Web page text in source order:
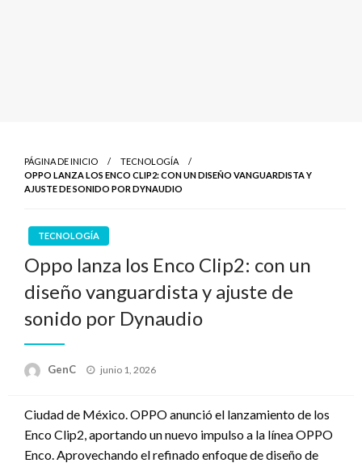
PÁGINA DE INICIO
TECNOLOGÍA
OPPO LANZA LOS ENCO CLIP2: CON UN DISEÑO VANGUARDISTA Y
AJUSTE DE SONIDO POR DYNAUDIO
TECNOLOGÍA
Oppo lanza los Enco Clip2: con un
diseño vanguardista y ajuste de
sonido por Dynaudio
GenC
Publicado
junio 1, 2026
Ciudad de México. OPPO anunció el lanzamiento de los
Enco Clip2, aportando un nuevo impulso a la línea OPPO
Enco. Aprovechando el refinado enfoque de diseño de